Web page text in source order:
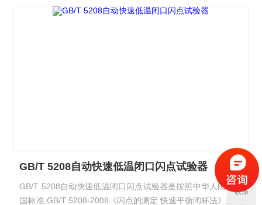
GB/T 5208自动快速低温闭口闪点试验器
GB/T 5208自动快速低温闭口闪点试验器是按照中华人民共和
国标准 GB/T 5208-2008《闪点的测定 快速平衡闭杯法》规定
联系